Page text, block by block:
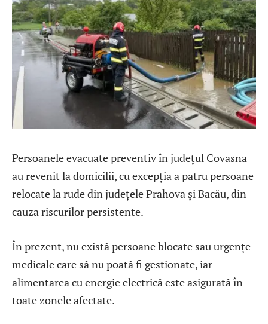
Persoanele evacuate preventiv în județul Covasna
au revenit la domicilii, cu excepția a patru persoane
relocate la rude din județele Prahova și Bacău, din
cauza riscurilor persistente.
În prezent, nu există persoane blocate sau urgențe
medicale care să nu poată fi gestionate, iar
alimentarea cu energie electrică este asigurată în
toate zonele afectate.